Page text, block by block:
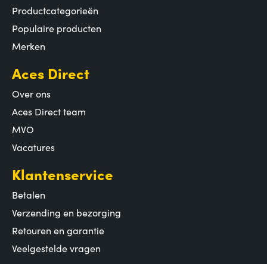
Productcategorieën
Populaire producten
Merken
Aces Direct
Over ons
Aces Direct team
MVO
Vacatures
Klantenservice
Betalen
Verzending en bezorging
Retouren en garantie
Veelgestelde vragen